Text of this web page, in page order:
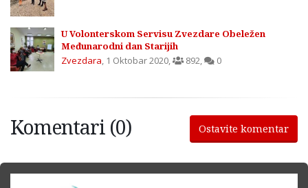
U Volonterskom Servisu Zvezdare Obeležen
Međunarodni dan Starijih
Zvezdara, 1 Oktobar 2020, 892, 0
Komentari (0) Ostavite komentar